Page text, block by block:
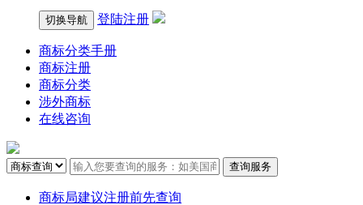
切换导航 登陆注册
商标分类手册
商标注册
商标分类
涉外商标
在线咨询
商标局建议注册前先查询